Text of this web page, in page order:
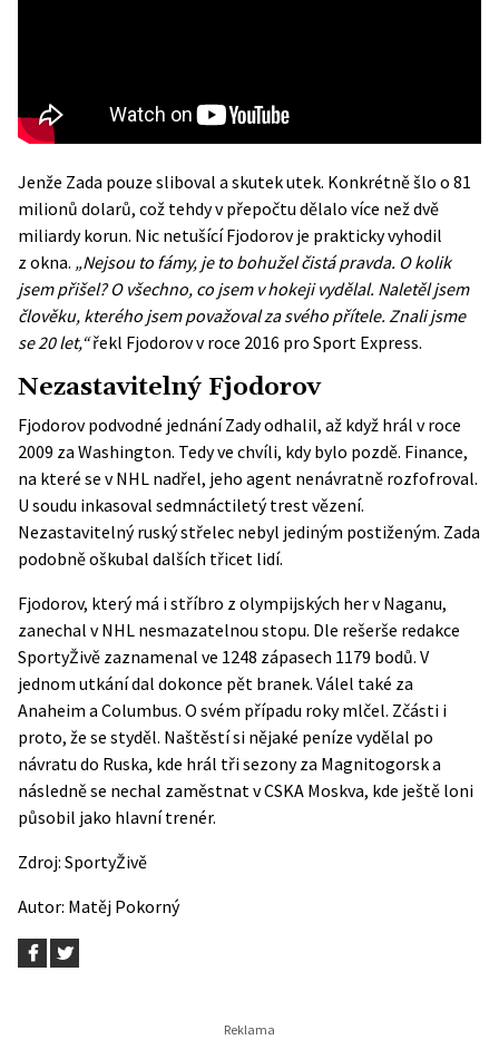
Jenže Zada pouze sliboval a skutek utek. Konkrétně šlo o 81
milionů dolarů, což tehdy v přepočtu dělalo více než dvě
miliardy korun. Nic netušící Fjodorov je prakticky vyhodil
z okna. „Nejsou to fámy, je to bohužel čistá pravda. O kolik
jsem přišel? O všechno, co jsem v hokeji vydělal. Naletěl jsem
člověku, kterého jsem považoval za svého přítele. Znali jsme
se 20 let,“řekl Fjodorov v roce 2016 pro Sport Express.
Nezastavitelný Fjodorov
Fjodorov podvodné jednání Zady odhalil, až když hrál v roce
2009 za Washington. Tedy ve chvíli, kdy bylo pozdě. Finance,
na které se v NHL nadřel, jeho agent nenávratně rozfofroval.
U soudu inkasoval sedmnáctiletý trest vězení.
Nezastavitelný ruský střelec nebyl jediným postiženým. Zada
podobně oškubal dalších třicet lidí.
Fjodorov, který má i stříbro z olympijských her v Naganu,
zanechal v NHL nesmazatelnou stopu. Dle rešerše redakce
SportyŽivě zaznamenal ve 1248 zápasech 1179 bodů. V
jednom utkání dal dokonce pět branek. Válel také za
Anaheim a Columbus. O svém případu roky mlčel. Zčásti i
proto, že se styděl. Naštěstí si nějaké peníze vydělal po
návratu do Ruska, kde hrál tři sezony za Magnitogorsk a
následně se nechal zaměstnat v CSKA Moskva, kde ještě loni
působil jako hlavní trenér.
Zdroj: SportyŽivě
Autor: Matěj Pokorný